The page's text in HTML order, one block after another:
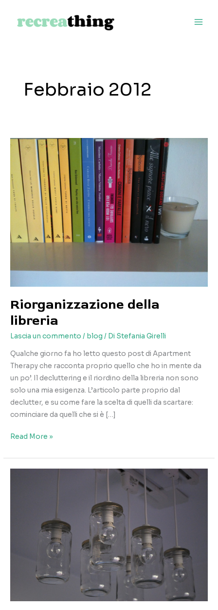
Febbraio 2012
Riorganizzazione della
libreria
Lascia un commento / blog / Di Stefania Girelli
Qualche giorno fa ho letto questo post di Apartment
Therapy che racconta proprio quello che ho in mente da
un po’. Il decluttering e il riordino della libreria non sono
solo una mia esigenza. L’articolo parte proprio dal
declutter, e su come fare la scelta di quelli da scartare:
cominciare da quelli che si è […]
Riorganizzazione
libreria
Read More »